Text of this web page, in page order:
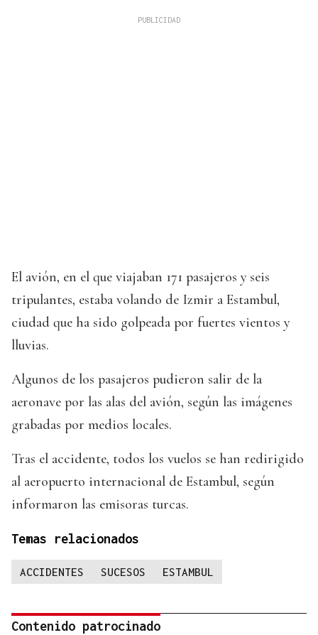
El avión, en el que viajaban 171 pasajeros y seis
tripulantes, estaba volando de Izmir a Estambul,
ciudad que ha sido golpeada por fuertes vientos y
lluvias.
Algunos de los pasajeros pudieron salir de la
aeronave por las alas del avión, según las imágenes
grabadas por medios locales.
Tras el accidente, todos los vuelos se han redirigido
al aeropuerto internacional de Estambul, según
informaron las emisoras turcas.
Temas relacionados
ACCIDENTES SUCESOS ESTAMBUL
Contenido patrocinado